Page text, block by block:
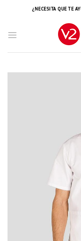
¿NECESITA QUE TE